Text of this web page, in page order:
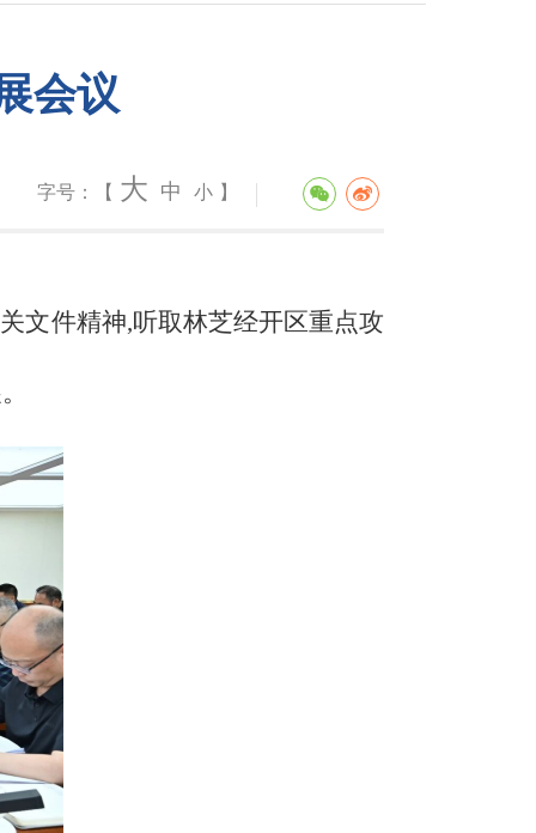
会议
字号：【 大 中 小 】
文件精神,听取林芝经开区重点攻